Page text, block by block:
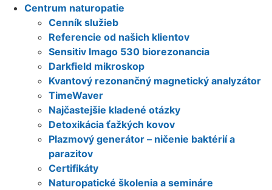
Centrum naturopatie
Cenník služieb
Referencie od našich klientov
Sensitiv Imago 530 biorezonancia
Darkfield mikroskop
Kvantový rezonančný magnetický analyzátor
TimeWaver
Najčastejšie kladené otázky
Detoxikácia ťažkých kovov
Plazmový generátor – ničenie baktérií a
parazitov
Certifikáty
Naturopatické školenia a semináre